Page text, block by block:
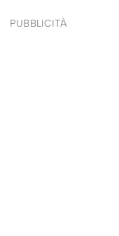
PUBBLICITÀ